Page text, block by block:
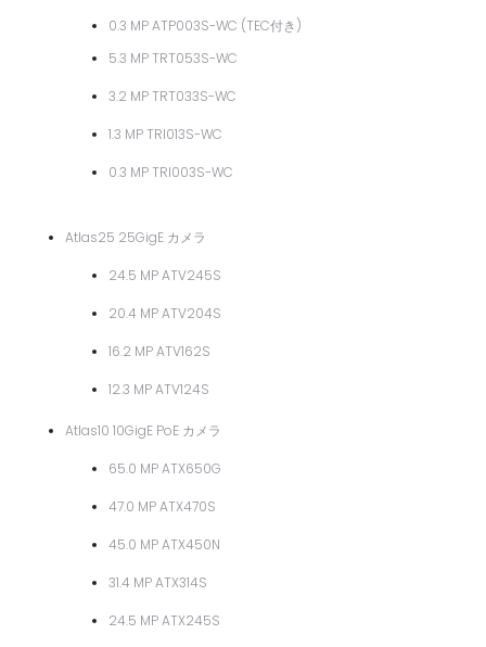
0.3 MP ATP003S-WC (TEC付き)
5.3 MP TRT053S-WC
3.2 MP TRT033S-WC
1.3 MP TRI013S-WC
0.3 MP TRI003S-WC
Atlas25 25GigE カメラ
24.5 MP ATV245S
20.4 MP ATV204S
16.2 MP ATV162S
12.3 MP ATV124S
Atlas10 10GigE PoE カメラ
65.0 MP ATX650G
47.0 MP ATX470S
45.0 MP ATX450N
31.4 MP ATX314S
24.5 MP ATX245S